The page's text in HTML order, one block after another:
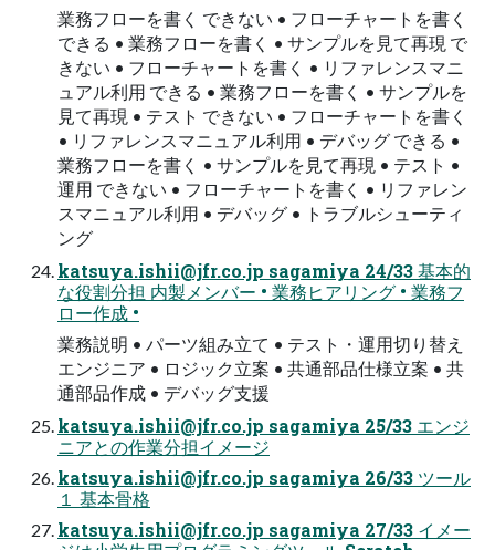
業務フローを書く できない • フローチャートを書く
できる • 業務フローを書く • サンプルを見て再現 で
きない • フローチャートを書く • リファレンスマニ
ュアル利用 できる • 業務フローを書く • サンプルを
見て再現 • テスト できない • フローチャートを書く
• リファレンスマニュアル利用 • デバッグ できる •
業務フローを書く • サンプルを見て再現 • テスト •
運用 できない • フローチャートを書く • リファレン
スマニュアル利用 • デバッグ • トラブルシューティ
ング
katsuya.ishii@jfr.co.jp sagamiya 24/33 基本的
な役割分担 内製メンバー • 業務ヒアリング • 業務フ
ロー作成 •
業務説明 • パーツ組み立て • テスト・運用切り替え
エンジニア • ロジック立案 • 共通部品仕様立案 • 共
通部品作成 • デバッグ支援
katsuya.ishii@jfr.co.jp sagamiya 25/33 エンジ
ニアとの作業分担イメージ
katsuya.ishii@jfr.co.jp sagamiya 26/33 ツール
１ 基本骨格
katsuya.ishii@jfr.co.jp sagamiya 27/33 イメー